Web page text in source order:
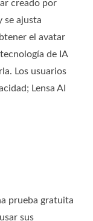
creado por
se ajusta
el avatar
de IA
Los usuarios
Lensa AI
prueba gratuita
sus